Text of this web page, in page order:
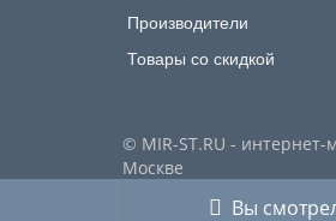
Производители
Товары со скидкой
© MIR-ST.RU - интернет-
Москве
Вы